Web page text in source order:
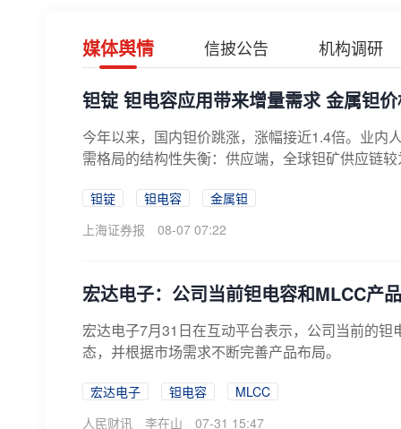
媒体舆情 信披公告 机构调研
钽锭 钽电容应用带来增量需求 金属钽
今年以来，国内钽价跳涨，涨幅接近1.4倍。业内
需格局的结构性失衡：供应端，全球钽矿供应链
钽锭 钽电容
金属钽
上海证券报
08-07 07:22
宏达电子：公司当前钽电容和MLCC产
宏达电子7月31日在互动平台表示，公司当前的
态，并根据市场需求不断完善产品布局。
宏达电子 钽电容
MLCC
人民财讯
李在山 07-31 15:47